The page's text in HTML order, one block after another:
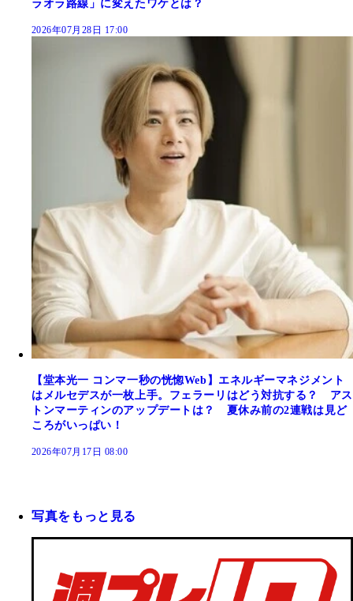
ラオラ路線」に変えたワケとは？
2026年07月28日 17:00
【堂本光一 コンマ一秒の恍惚Web】エネルギーマネジメント
はメルセデスが一枚上手。フェラーリはどう対抗する？ アス
トンマーティンのアップデートは？ 夏休み前の2連戦は見ど
ころがいっぱい！
2026年07月17日 08:00
写真をもっと見る